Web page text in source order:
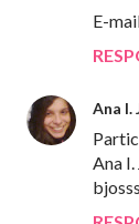
E-
Ana I.
Ana
bjosss